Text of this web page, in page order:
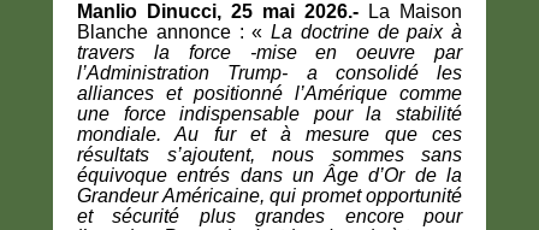
Manlio Dinucci, 25 mai 2026.-
La Maison
Blanche annonce : « La doctrine de paix à
travers la force -mise en oeuvre par
l’Administration Trump- a consolidé les
alliances et positionné l’Amérique comme
une force indispensable pour la stabilité
mondiale. Au fur et à mesure que ces
résultats s’ajoutent, nous sommes sans
équivoque entrés dans un Âge d’Or de la
Grandeur Américaine, qui promet opportunité
et sécurité plus grandes encore pour